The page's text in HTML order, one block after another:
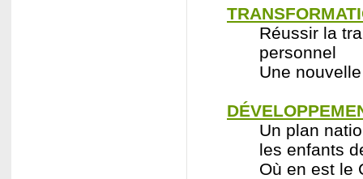
Réussir la
personnel
Une
Un plan
les enfants
Où en est le